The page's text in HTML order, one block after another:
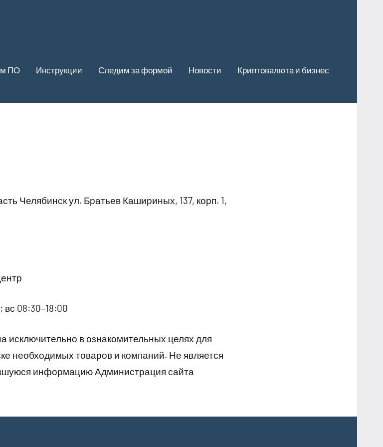
ПО Инструкции Следим за формой Новости Криптовалюта и бизнес
Челябинск ул. Братьев Кашириных, 137, корп. 1,
вс 08:30–18:00
в ознакомительных целях для
необходимых товаров и компаний. Не является
информацию Администрация сайта